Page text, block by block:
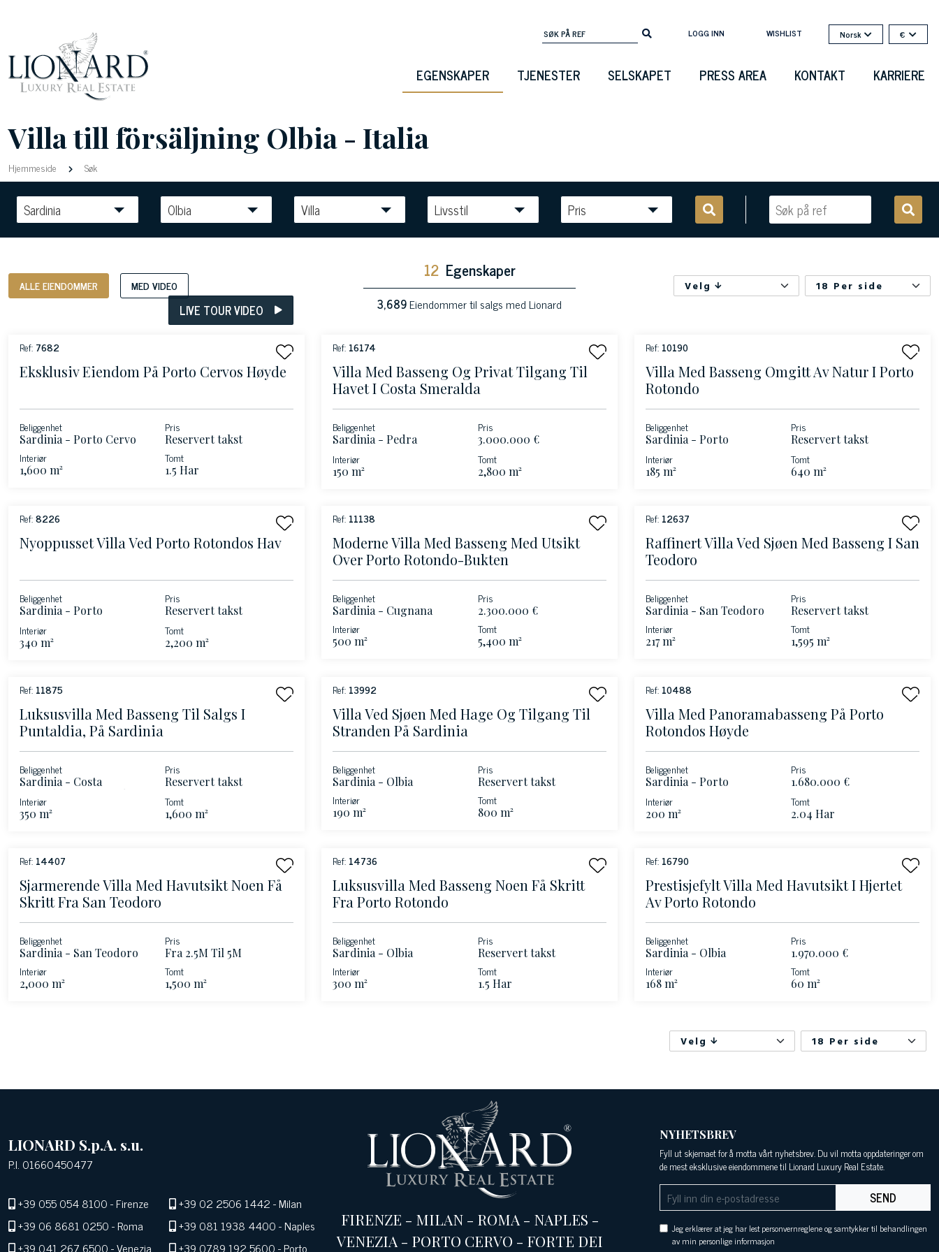
LOGG INN WISHLIST Norsk €
EGENSKAPER TJENESTER SELSKAPET PRESS AREA KONTAKT KARRIERE
Villa till försäljning Olbia - Italia
Hjemmeside Søk
Sardinia Olbia Villa Livsstil Pris
ALLE EIENDOMMER MED VIDEO
12 Egenskaper
3,689Eiendommer til salgs med Lionard
Velg 18 Per side
LIVE TOUR VIDEO
Ref: 7682
Eksklusiv Eiendom På Porto Cervos Høyde
Beliggenhet
Sardinia - Porto Cervo
Pris
Reservert takst
Interiør
1,600 m²
Tomt
1.5 Har
Ref: 16174
Villa Med Basseng Og Privat Tilgang Til
Havet I Costa Smeralda
Beliggenhet
Sardinia - Pedra
Concada -
Nordøstkysten
Pris
3.000.000 €
Interiør
150 m²
Tomt
2,800 m²
Ref: 10190
Villa Med Basseng Omgitt Av Natur I Porto
Rotondo
Beliggenhet
Sardinia - Porto
Rotondo
Pris
Reservert takst
Interiør
185 m²
Tomt
640 m²
Ref:8226
Nyoppusset Villa Ved Porto Rotondos Hav
Beliggenhet
Sardinia - Porto
Rotondo
Pris
Reservert takst
Interiør
340 m²
Tomt
2,200 m²
Ref: 11138
Moderne Villa Med Basseng Med Utsikt
Over Porto Rotondo-Bukten
Beliggenhet
Sardinia - Cugnana
Pris
2.300.000 €
Interiør
500 m²
Tomt
5,400 m²
Ref: 12637
Raffinert Villa Ved Sjøen Med Basseng I San
Teodoro
Beliggenhet
Sardinia - San Teodoro
Pris
Reservert takst
Interiør
217 m²
Tomt
1,595 m²
Ref: 11875
Luksusvilla Med Basseng Til Salgs I
Puntaldia, På Sardinia
Beliggenhet
Sardinia - Costa
Smeralda - San Teodoro
Pris
Reservert takst
Interiør
350 m²
Tomt
1,600 m²
Ref: 13992
Villa Ved Sjøen Med Hage Og Tilgang Til
Stranden På Sardinia
Beliggenhet
Sardinia - Olbia
Pris
Reservert takst
Interiør
190 m²
Tomt
800 m²
Ref: 10488
Villa Med Panoramabasseng På Porto
Rotondos Høyde
Beliggenhet
Sardinia - Porto
Rotondo
Pris
1.680.000 €
Interiør
200 m²
Tomt
2.04 Har
Ref: 14407
Sjarmerende Villa Med Havutsikt Noen Få
Skritt Fra San Teodoro
Beliggenhet
Sardinia - San Teodoro
Pris
Fra 2.5M Til 5M
Interiør
2,000 m²
Tomt
1,500 m²
Ref: 14736
Luksusvilla Med Basseng Noen Få Skritt
Fra Porto Rotondo
Beliggenhet
Sardinia - Olbia
Pris
Reservert takst
Interiør
300 m²
Tomt
1.5 Har
Ref: 16790
Prestisjefylt Villa Med Havutsikt I Hjertet
Av Porto Rotondo
Beliggenhet
Sardinia - Olbia
Pris
1.970.000 €
Interiør
168 m²
Tomt
60 m²
Velg 18 Per side
LIONARD S.p.A. s.u.
P.I. 01660450477
+39 055 054 8100- Firenze +39 02 2506 1442- Milan
+39 06 8681 0250- Roma +39 081 1938 4400- Naples
+39 041 267 6500- Venezia +39 0789 192 5600- Porto
FIRENZE - MILAN- ROMA - NAPLES -
VENEZIA - PORTO CERVO - FORTE DEI
NYHETSBREV
Fyll ut skjemaet for å motta vårt nyhetsbrev. Du vil motta oppdateringer om
de mest eksklusive eiendommene til Lionard Luxury Real Estate.
SEND
Jeg erklærer at jeg har lest personvernreglene og samtykker til behandlingen
av min personlige informasjon